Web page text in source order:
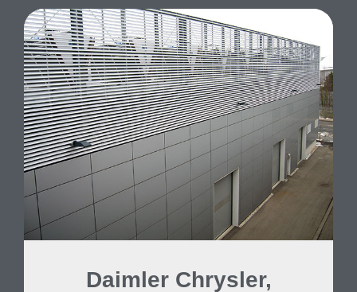
Daimler Chrysler,